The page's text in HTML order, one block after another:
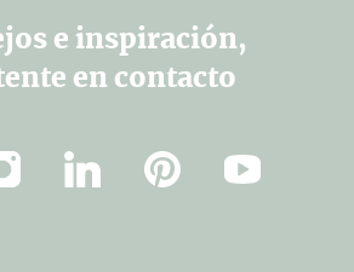
e inspiración,
en contacto
InstagramLinkedinPinterestYouTube